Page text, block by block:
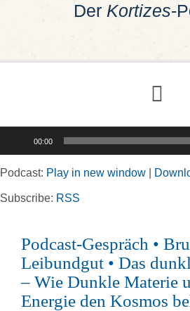
Der Kortizes-
Rubriken
Kortizes Website
00:00
Podcast: Play in new window
Subscribe: RSS
Podcast-Gespräch •
Leibundgut • Das
– Wie Dunkle Materie
Energie den Kosmos